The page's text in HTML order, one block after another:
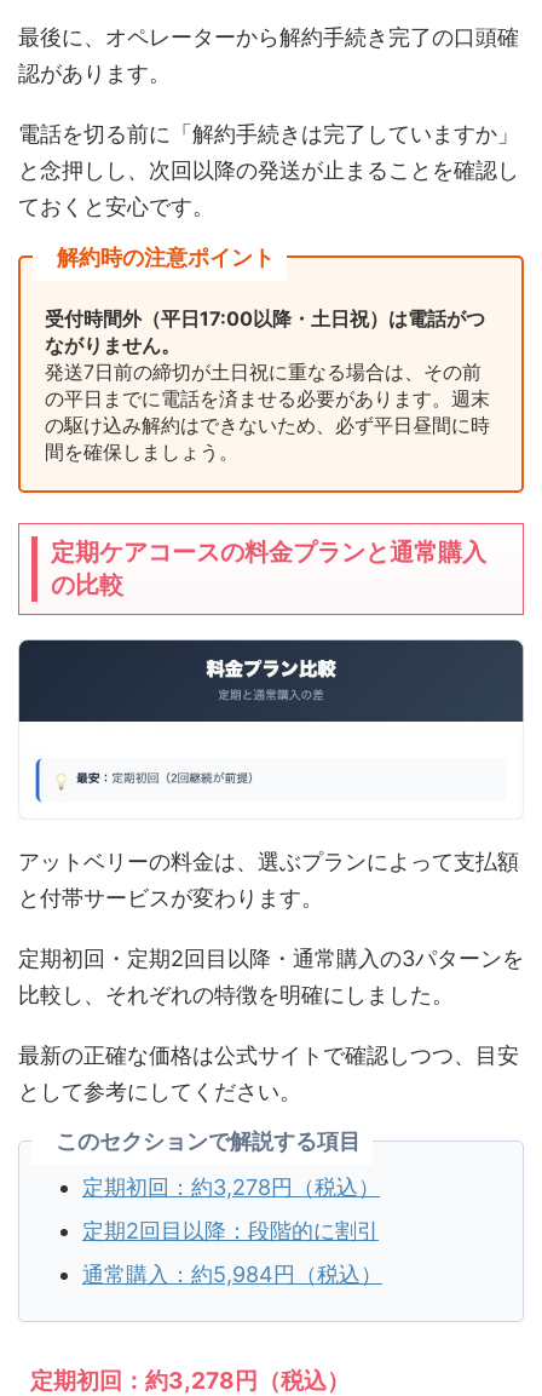
最後に、オペレーターから解約手続き完了の口頭確
認があります。
電話を切る前に「解約手続きは完了していますか」
と念押しし、次回以降の発送が止まることを確認し
ておくと安心です。
解約時の注意ポイント
受付時間外（平日17:00以降・土日祝）は電話がつ
ながりません。
発送7日前の締切が土日祝に重なる場合は、その前
の平日までに電話を済ませる必要があります。週末
の駆け込み解約はできないため、必ず平日昼間に時
間を確保しましょう。
定期ケアコースの料金プランと通常購入
の比較
アットベリーの料金は、選ぶプランによって支払額
と付帯サービスが変わります。
定期初回・定期2回目以降・通常購入の3パターンを
比較し、それぞれの特徴を明確にしました。
最新の正確な価格は公式サイトで確認しつつ、目安
として参考にしてください。
このセクションで解説する項目
定期初回：約3,278円（税込）
定期2回目以降：段階的に割引
通常購入：約5,984円（税込）
定期初回：約3,278円（税込）